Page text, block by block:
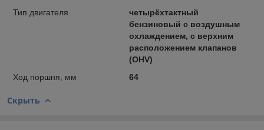
Тип двигателя
четырёхтактный
бензиновый c воздушным
охлаждением, с верхним
расположением клапанов
(OHV)
Ход поршня, мм
64
Скрыть